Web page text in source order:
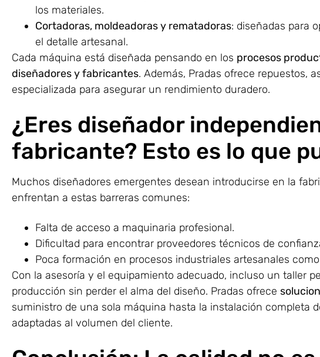
los materiales.
Cortadoras, moldeadoras y rematadoras: diseñadas para
el detalle artesanal.
Cada máquina está diseñada pensando en los procesos
diseñadores y fabricantes. Además, Pradas ofrece repuestos,
especializada para asegurar un rendimiento duradero.
¿Eres diseñador
fabricante? Esto es lo que
Muchos diseñadores emergentes desean introducirse en la
enfrentan a estas barreras comunes:
Falta de acceso a maquinaria profesional.
Dificultad para encontrar proveedores técnicos de
Poca formación en procesos industriales artesanales como
Con la asesoría y el equipamiento adecuado, incluso un taller
producción sin perder el alma del diseño. Pradas ofrece
suministro de una sola máquina hasta la instalación completa
adaptadas al volumen del cliente.